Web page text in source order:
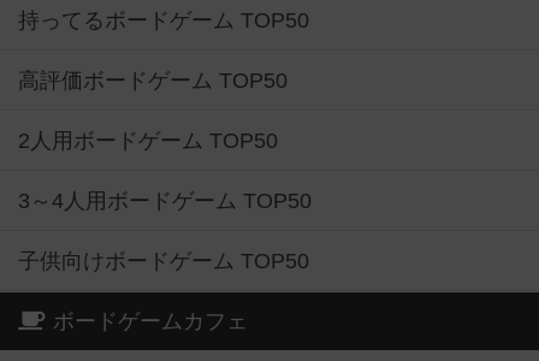
持ってるボードゲーム TOP50
高評価ボードゲーム TOP50
2人用ボードゲーム TOP50
3～4人用ボードゲーム TOP50
子供向けボードゲーム TOP50
ボードゲームカフェ